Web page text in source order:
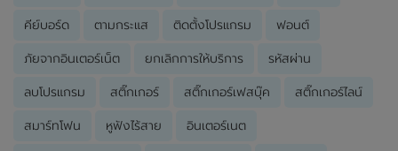
คีย์บอร์ด ตามกระแส ติดตั้งโปรแกรม ฟอนต์
ภัยจากอินเตอร์เน็ต ยกเลิกการให้บริการ รหัสผ่าน
ลบโปรแกรม สติ๊กเกอร์ สติ๊กเกอร์เฟสบุ๊ค สติ๊กเกอร์ไลน์
สมาร์ทโฟน หูฟังไร้สาย อินเตอร์เนต